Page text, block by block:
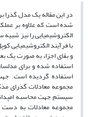
در این مقاله یک مدل گذرا
شده است که علاوه بر
الکتروشیمیایی را نیز
با فرآیند الکتروشیمیایی
و بقای اجزاء به صورت یک
استفاده شده و برای
استفاده گردیده است.
مجموعه معادلات گذرای
سیستم جهت محاسبه
مجموعه معادلات به